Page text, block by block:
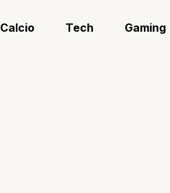
Calcio Tech Gaming